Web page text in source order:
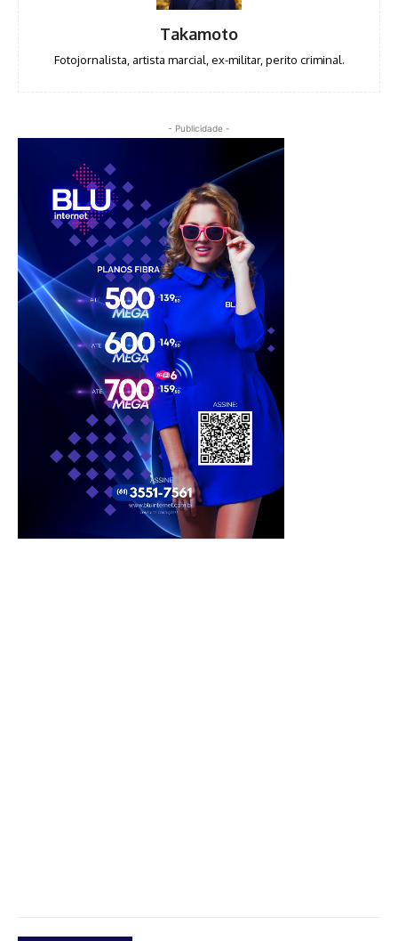
Takamoto
Fotojornalista, artista marcial, ex-militar, perito criminal.
- Publicidade -